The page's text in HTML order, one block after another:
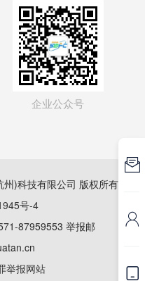
企业公众号
)科技有限公司 版权所有
号-4
87959553 举报邮
举报网站


